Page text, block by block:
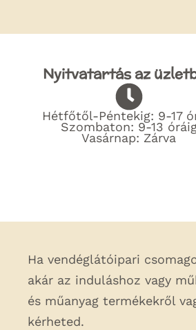
Nyitvatartás az
Hétfőtől-Péntekig: 9-17
Szombaton: 9-13
Vasárnap: Zárva
Ha vendéglátóipari
akár az induláshoz vagy
és műanyag termékekről
kérheted.